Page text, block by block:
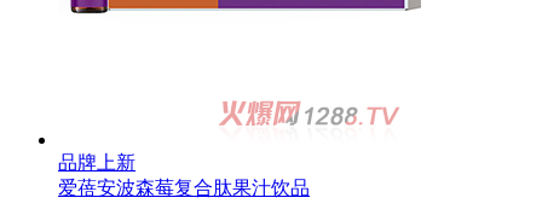
品牌上新
爱蓓安波森莓复合肽果汁饮品